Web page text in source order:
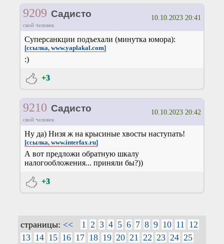
9209 Садисто
свой человек
10.10.2023 20:41
Суперсанкции подъехали (минутка юмора):
[ссылка, www.yaplakal.com]
:)
+3
9210 Садисто
свой человек
10.10.2023 20:42
Ну да) Низя ж на крысиные хвосты наступать!
[ссылка, www.interfax.ru]
А вот предложи обратную шкалу
налогообложения... приняли бы?))
+3
страницы: << 1 2 3 4 5 6 7 8 9 10 11
12
13 14 15 16 17 18 19 20 21 22 23 24 25